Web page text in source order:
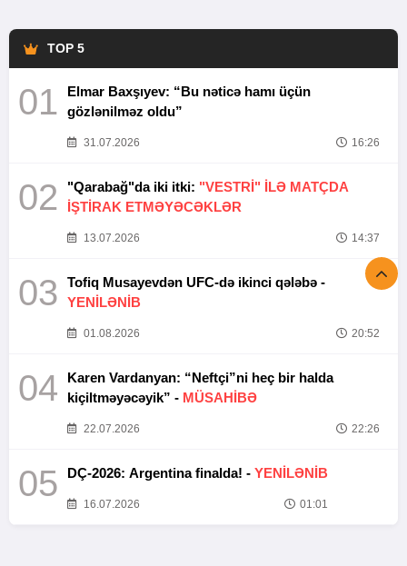
TOP 5
01
Elmar Baxşıyev: “Bu nəticə hamı üçün
gözlənilməz oldu”
31.07.2026 16:26
02 "Qarabağ"da iki itki: "VESTRİ" İLƏ MATÇDA
İŞTİRAK ETMƏYƏCƏKLƏR
13.07.2026 14:37
03
Tofiq Musayevdən UFC-də ikinci qələbə -
YENİLƏNİB
01.08.2026 20:52
04
Karen Vardanyan: “Neftçi”ni heç bir halda
kiçiltməyəcəyik” - MÜSAHİBƏ
22.07.2026 22:26
05 DÇ-2026: Argentina finalda! - YENİLƏNİB
16.07.2026 01:01